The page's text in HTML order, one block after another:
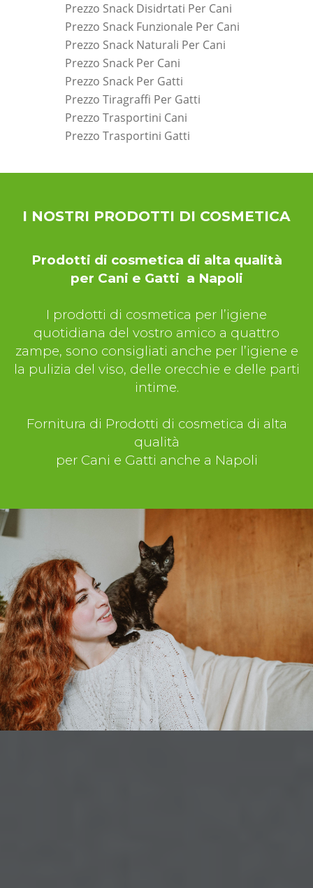
Prezzo Snack Disidrtati Per Cani
Prezzo Snack Funzionale Per Cani
Prezzo Snack Naturali Per Cani
Prezzo Snack Per Cani
Prezzo Snack Per Gatti
Prezzo Tiragraffi Per Gatti
Prezzo Trasportini Cani
Prezzo Trasportini Gatti
I NOSTRI PRODOTTI DI COSMETICA
Prodotti di cosmetica di alta qualità
per Cani e Gatti a Napoli
I prodotti di cosmetica per l’igiene
quotidiana del vostro amico a quattro
zampe, sono consigliati anche per l’igiene e
la pulizia del viso, delle orecchie e delle parti
intime.
Fornitura di Prodotti di cosmetica di alta
qualità
per Cani e Gatti anche a Napoli